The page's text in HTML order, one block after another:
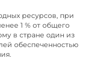
ресурсов, при
1 % от общего
в стране один из
обеспеченностью